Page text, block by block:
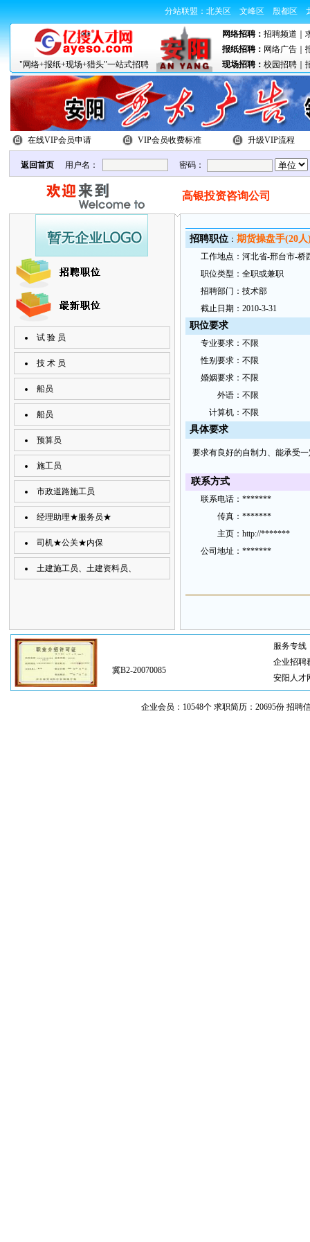
分站联盟： 北关区 文峰区 殷都区
网络招聘： 招聘频道
报纸招聘： 网络广告｜
"网络+报纸+现场+猎头"一站式招聘
现场招聘： 校园招聘｜
在线VIP会员申请 VIP会员收费标准 升级VIP流程
返回首页 用户名： 密码：
高银投资咨询公司
试 验 员
技 术 员
船员
船员
预算员
施工员
市政道路施工员
经理助理★服务员★
司机★公关★内保
土建施工员、土建资料员、
招聘职位 ： 期货操盘手(20人
工作地点： 河北省-邢台市-桥
职位类型： 全职或兼职
招聘部门： 技术部
截止日 期： 2010-3-31
职位要求
专业要求： 不限
性别要求： 不限
婚姻要求： 不限
外语： 不限
计算机： 不限
具体要求
要求有良好的自制力、能承受
联系方式
联系电话： *******
传真： *******
主页： http://*******
公司地址 ： *******